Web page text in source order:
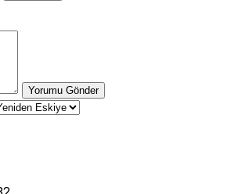
Yorumu Gönder